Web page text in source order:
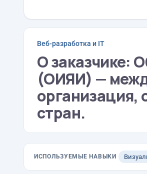
Веб-разработка и IT
О заказчике:
(ОИЯИ) —
организация,
стран.
ИСПОЛЬЗУЕМЫЕ НАВЫКИ